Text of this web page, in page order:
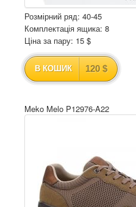
Розмірний ряд: 40-45
Комплектація ящика: 8
Ціна за пару: 15 $
В КОШИК 120 $
Meko Melo P12976-A22